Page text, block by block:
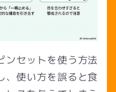
ンセットを使う方法
、使い方を誤ると食